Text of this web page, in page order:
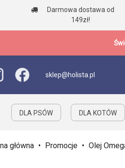
Darmowa dostawa od
149zł!
sklep@holista.pl
DLA PSÓW DLA KOTÓW
główna • Promocje • Olej